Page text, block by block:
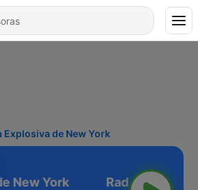
Explosiva de New York
New York